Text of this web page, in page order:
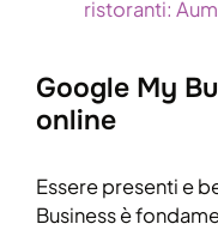
ristoranti:
Google My
online
Essere presenti e
Business è